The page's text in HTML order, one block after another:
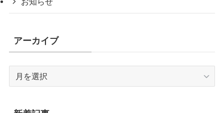
アーカイブ
イ